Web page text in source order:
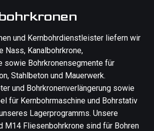
und Kernbohrdienstleister liefern wir
Nass, Kanalbohrkrone,
sowie Bohrkronensegmente für
Stahlbeton und Mauerwerk.
und Bohrkronenverlängerung sowie
für Kernbohrmaschine und Bohrstativ
Lagerprogramms. Unsere
M14 Fliesenbohrkrone sind für Bohren